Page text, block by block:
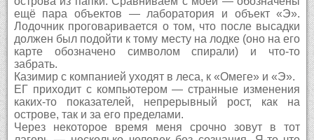
ещё пара объектов — лаборатория и объект «Э».
Лодочник проговаривается о том, что после высадки
должен был подойти к тому месту на лодке (оно на его
карте обозначено символом спирали) и что-то
забрать.
Казимир с компанией уходят в леса, к «Омеге» и «Э».
ЕГ приходит с компьютером — странные изменения
каких-то показателей, непрерывный рост, как на
острове, так и за его пределами.
Через некоторое время меня срочно зовут в тот